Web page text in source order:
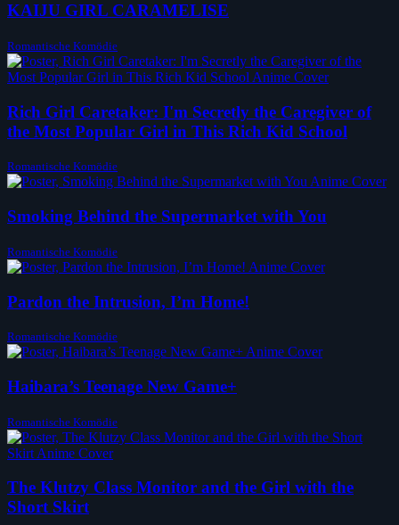
KAIJU GIRL CARAMELISE
Romantische Komödie
Rich Girl Caretaker: I'm Secretly the Caregiver of
the Most Popular Girl in This Rich Kid School
Romantische Komödie
Smoking Behind the Supermarket with You
Romantische Komödie
Pardon the Intrusion, I’m Home!
Romantische Komödie
Haibara’s Teenage New Game+
Romantische Komödie
The Klutzy Class Monitor and the Girl with the
Short Skirt